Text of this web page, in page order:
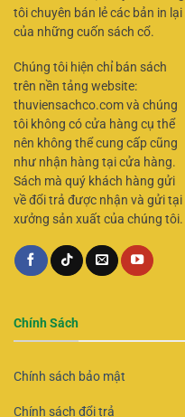
tôi chuyên bán lẻ các bản in lại
của những cuốn sách cổ.
Chúng tôi hiện chỉ bán sách
trên nền tảng website:
thuviensachco.com và chúng
tôi không có cửa hàng cụ thể
nên không thể cung cấp cũng
như nhận hàng tại cửa hàng.
Sách mà quý khách hàng gửi
về đổi trả được nhận và gửi tại
xưởng sản xuất của chúng tôi.
Chính Sách
Chính sách bảo mật
Chính sách đổi trả